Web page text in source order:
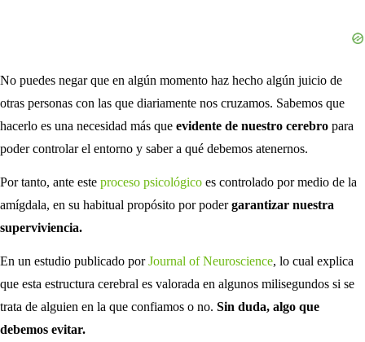
No puedes negar que en algún momento haz hecho algún juicio de
otras personas con las que diariamente nos cruzamos. Sabemos que
hacerlo es una necesidad más que evidente de nuestro cerebro para
poder controlar el entorno y saber a qué debemos atenernos.
Por tanto, ante este proceso psicológico es controlado por medio de la
amígdala, en su habitual propósito por podergarantizar nuestra
superviviencia.
En un estudio publicado porJournal of Neuroscience, lo cual explica
que esta estructura cerebral es valorada en algunos milisegundos si se
trata de alguien en la que confiamos o no. Sin duda, algo que
debemos evitar.